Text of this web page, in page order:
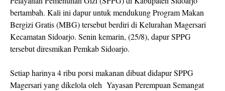
bertambah. Kali ini dapur untuk mendukung Program Makan
Bergizi Gratis (MBG) tersebut berdiri di Kelurahan Magersari
Kecamatan Sidoarjo. Senin kemarin, (25/8), dapur SPPG
tersebut diresmikan Pemkab Sidoarjo.
Setiap harinya 4 ribu porsi makanan dibuat didapur SPPG
Magersari yang dikelola oleh Yayasan Perempuan Semangat